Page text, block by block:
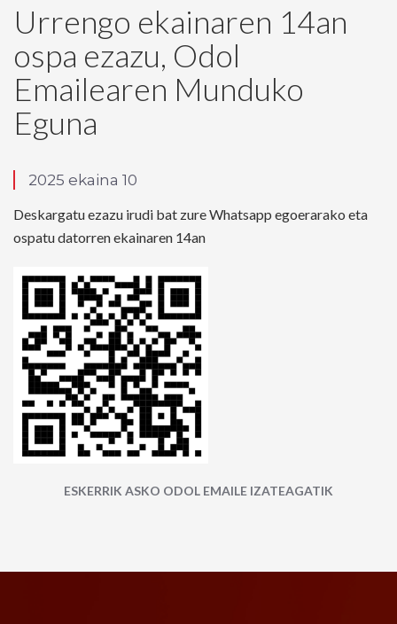
Urrengo ekainaren 14an
ospa ezazu, Odol
Emailearen Munduko
Eguna
2025 ekaina 10
Deskargatu ezazu irudi bat zure Whatsapp egoerarako eta
ospatu datorren ekainaren 14an
ESKERRIK ASKO ODOL EMAILE IZATEAGATIK